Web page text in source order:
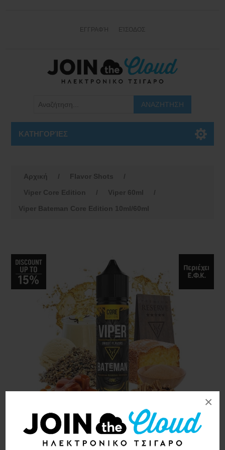
×
ΕΓΓΡΑΦΉ ΕΊΣΟΔΟΣ
ΚΑΤΗΓΟΡΊΕΣ
Αρχική / Flavor Shots
/
Viper Core Edition
/ Viper 60ml
/
Viper Bateman Core Edition 10ml/60ml
Viper Bateman Core Edition